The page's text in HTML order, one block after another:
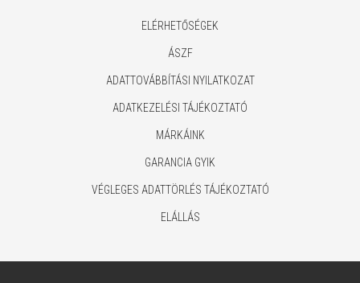
ELÉRHETŐSÉGEK
ÁSZF
ADATTOVÁBBÍTÁSI NYILATKOZAT
ADATKEZELÉSI TÁJÉKOZTATÓ
MÁRKÁINK
GARANCIA GYIK
VÉGLEGES ADATTÖRLÉS TÁJÉKOZTATÓ
ELÁLLÁS